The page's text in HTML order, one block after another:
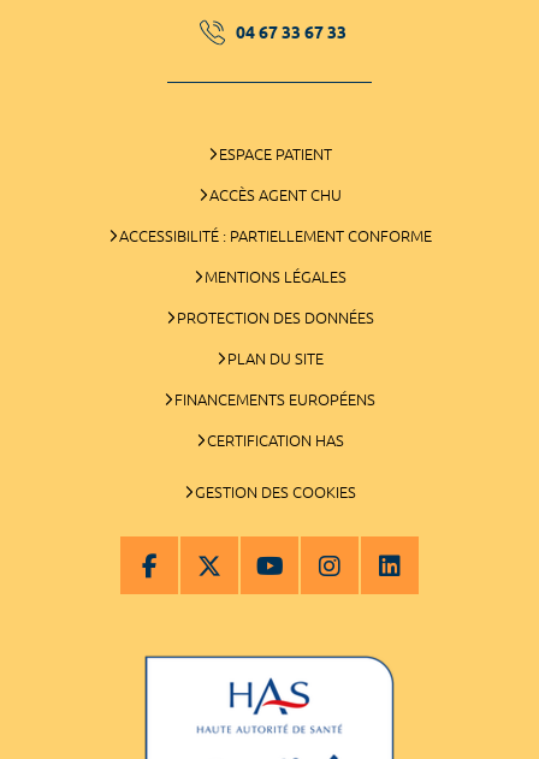
04 67 33 67 33
ESPACE PATIENT
ACCÈS AGENT CHU
ACCESSIBILITÉ : PARTIELLEMENT CONFORME
MENTIONS LÉGALES
PROTECTION DES DONNÉES
PLAN DU SITE
FINANCEMENTS EUROPÉENS
CERTIFICATION HAS
GESTION DES COOKIES